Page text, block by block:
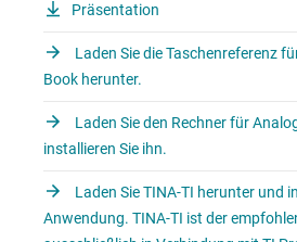
Präsentation
Laden Sie die Taschenreferenz
Book herunter.
Laden Sie den Rechner für
installieren Sie ihn.
Laden Sie TINA-TI herunter und
Anwendung. TINA-TI ist der